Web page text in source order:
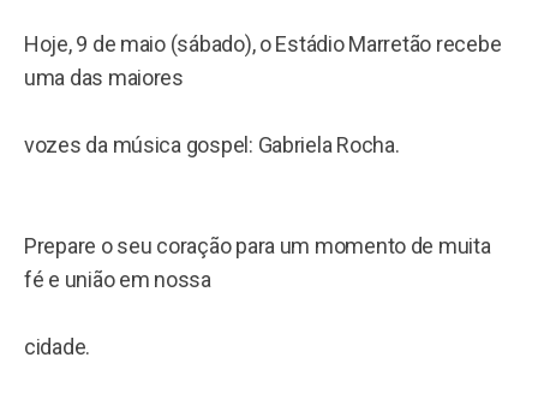
Hoje, 9 de maio (sábado), o Estádio Marretão recebe
uma das maiores
vozes da música gospel: Gabriela Rocha.
Prepare o seu coração para um momento de muita
fé e união em nossa
cidade.